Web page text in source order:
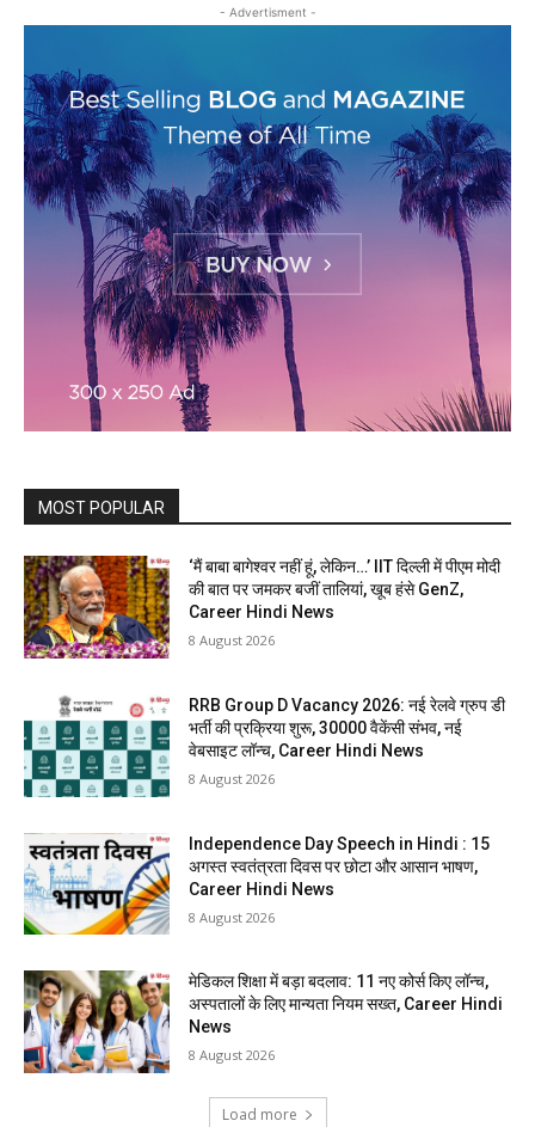
- Advertisment -
MOST POPULAR
‘मैं बाबा बागेश्वर नहीं हूं, लेकिन…’ IIT दिल्ली में पीएम मोदी
की बात पर जमकर बजीं तालियां, खूब हंसे GenZ,
Career Hindi News
8 August 2026
RRB Group D Vacancy 2026: नई रेलवे ग्रुप डी
भर्ती की प्रक्रिया शुरू, 30000 वैकेंसी संभव, नई
वेबसाइट लॉन्च, Career Hindi News
8 August 2026
Independence Day Speech in Hindi : 15
अगस्त स्वतंत्रता दिवस पर छोटा और आसान भाषण,
Career Hindi News
8 August 2026
मेडिकल शिक्षा में बड़ा बदलाव: 11 नए कोर्स किए लॉन्च,
अस्पतालों के लिए मान्यता नियम सख्त, Career Hindi
News
8 August 2026
Load more